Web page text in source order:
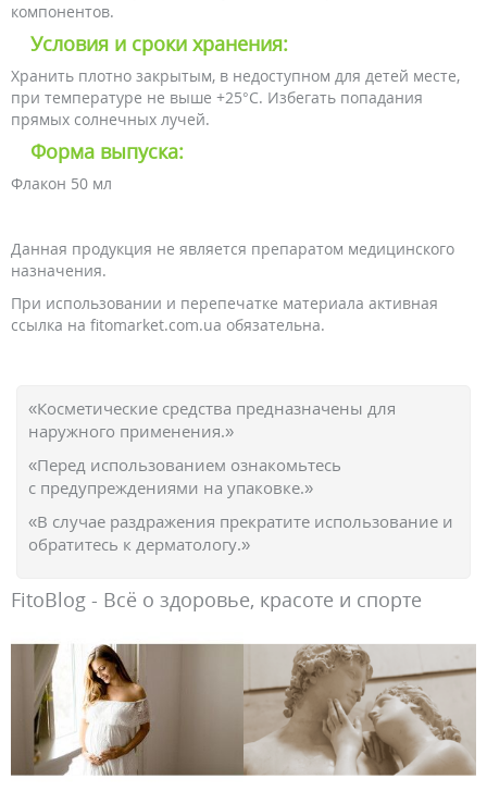
компонентов.
Условия и сроки хранения:
Хранить плотно закрытым, в недоступном для детей месте,
при температуре не выше +25°С. Избегать попадания
прямых солнечных лучей.
Форма выпуска:
Флакон 50 мл
Данная продукция не является препаратом медицинского
назначения.
При использовании и перепечатке материала активная
ссылка на fitomarket.com.ua обязательна.
«Косметические средства предназначены для
наружного применения.»
«Перед использованием ознакомьтесь
с предупреждениями на упаковке.»
«В случае раздражения прекратите использование и
обратитесь к дерматологу.»
FitoBlog - Всё о здоровье, красоте и спорте